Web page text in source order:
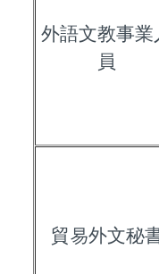
外語文教事業
員
貿易外文秘